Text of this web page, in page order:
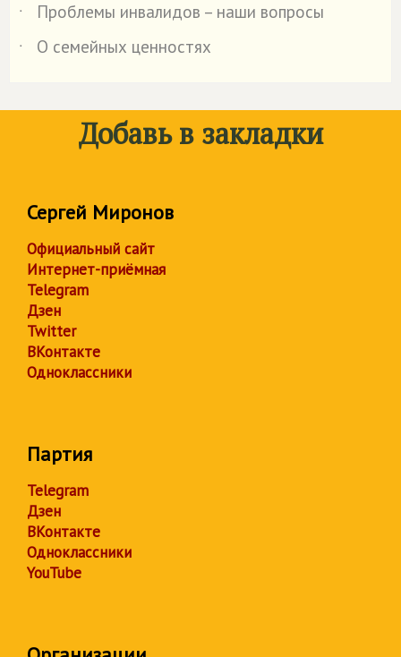
˙
Проблемы инвалидов – наши вопросы
˙
О семейных ценностях
Добавь в закладки
Сергей Миронов
Официальный сайт
Интернет-приёмная
Telegram
Дзен
Twitter
ВКонтакте
Одноклассники
Партия
Telegram
Дзен
ВКонтакте
Одноклассники
YouTube